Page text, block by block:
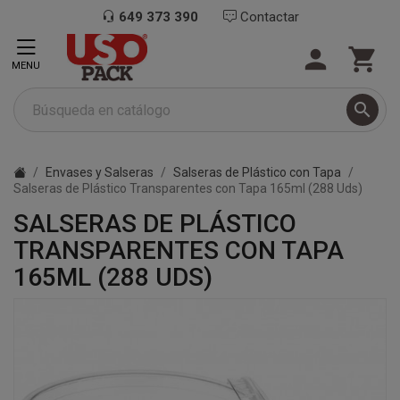
649 373 390 Contactar

 
MENU
Envases y Salseras
Salseras de Plástico con Tapa
Salseras de Plástico Transparentes con Tapa 165ml (288 Uds)
SALSERAS DE PLÁSTICO
TRANSPARENTES CON TAPA
165ML (288 UDS)